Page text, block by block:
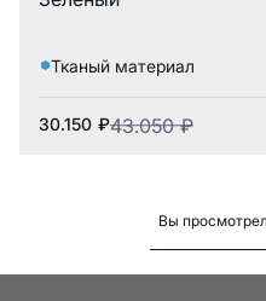
Тканый материал
43.050 ₽
30.150 ₽
Вы